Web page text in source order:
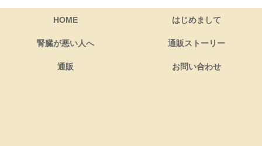
HOME はじめまして
腎臓が悪い人へ 通販ストーリー
通販 お問い合わせ